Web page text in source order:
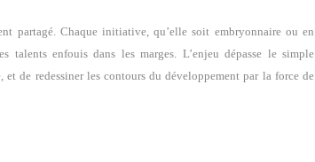
partagé. Chaque initiative, qu’elle soit embryonnaire ou en
talents enfouis dans les marges. L’enjeu dépasse le simple
de redessiner les contours du développement par la force de